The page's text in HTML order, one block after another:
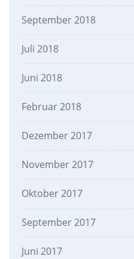
September 2018
Juli 2018
Juni 2018
Februar 2018
Dezember 2017
November 2017
Oktober 2017
September 2017
Juni 2017